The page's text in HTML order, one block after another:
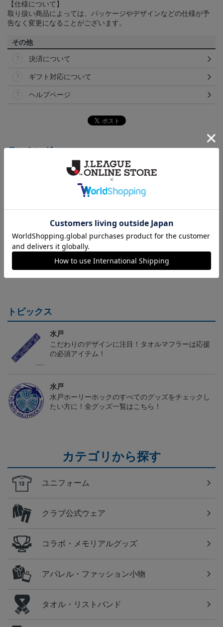
【仕様について】
取り扱い商品によっては、パッケージやデザインなどの仕様が予
告なく変更になることがございます。
その他
決済について
ギフト対応について
ヘルプページ
ランキング
（Sｰ3XL）2026/27 オー
センティックユニフォー
20,020円～25,520円
（130-160cm）2026/27
5,500円
（4XL）2026/27 オーセ
ンティックユニフォーム
23,020円～28,520円
トピックス
水戸
こだわりのデザインに注目！タオルマフラーは応援
の必須アイテム！
水戸
水戸ホーリーホックのすべてのグッズをチェックし
たい方に！全グッズ一覧はこちら！
カテゴリから探す
ユニフォーム
クラブ公式ウェア
コラボ・メモリアルグッズ
アパレル・ファッション小物
タオル・リストバンド